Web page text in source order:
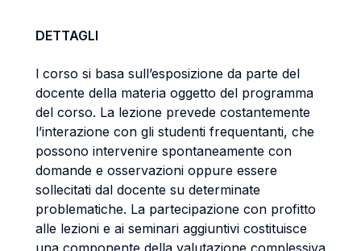
DETTAGLI
l corso si basa sull’esposizione da parte del
docente della materia oggetto del programma
del corso. La lezione prevede costantemente
l’interazione con gli studenti frequentanti, che
possono intervenire spontaneamente con
domande e osservazioni oppure essere
sollecitati dal docente su determinate
problematiche. La partecipazione con profitto
alle lezioni e ai seminari aggiuntivi costituisce
una componente della valutazione complessiva